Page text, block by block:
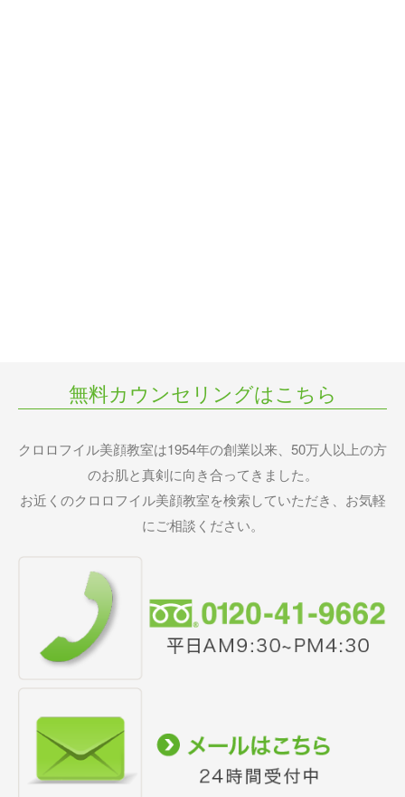
無料カウンセリングはこちら
クロロフイル美顔教室は1954年の創業以来、50万人以上の方
のお肌と真剣に向き合ってきました。
お近くのクロロフイル美顔教室を検索していただき、お気軽
にご相談ください。